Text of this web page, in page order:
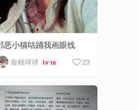
恶小猫咕踊我画眼线
龍根球球 10 23